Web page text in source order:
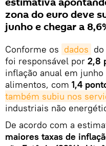
zona do euro deve
junho e chegar a
Conforme os dados
foi responsável por 2,8
inflação anual em
alimentos, com 1,4
também subiu nos
industriais não
De acordo com a
maiores taxas de